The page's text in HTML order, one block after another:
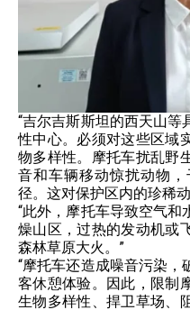
“吉尔吉斯斯坦的西天山
性中心。必须对这些区域
物多样性。摩托车扰乱野
音和车辆移动惊扰动物
径。这对保护区内的珍稀
“此外，摩托车导致空气
燥山区，过热的发动机或
森林草原大火。”
“摩托车还造成噪音污染
客休憩体验。因此，限制
生物多样性、捍卫草场、